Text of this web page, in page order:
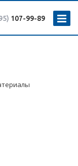
107-99-89